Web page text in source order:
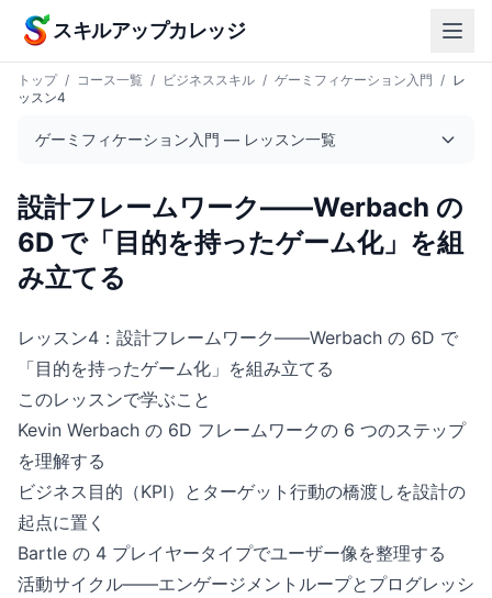
本文へスキップ
スキルアップカレッジ
トップ / コース一覧 / ビジネススキル / ゲーミフィケーション入門 / レ
ッスン4
ゲーミフィケーション入門 — レッスン一覧
設計フレームワーク——Werbach の
6D で「目的を持ったゲーム化」を組
み立てる
レッスン4：設計フレームワーク——Werbach の 6D で
「目的を持ったゲーム化」を組み立てる
このレッスンで学ぶこと
Kevin Werbach の 6D フレームワークの 6 つのステップ
を理解する
ビジネス目的（KPI）とターゲット行動の橋渡しを設計の
起点に置く
Bartle の 4 プレイヤータイプでユーザー像を整理する
活動サイクル——エンゲージメントループとプログレッシ